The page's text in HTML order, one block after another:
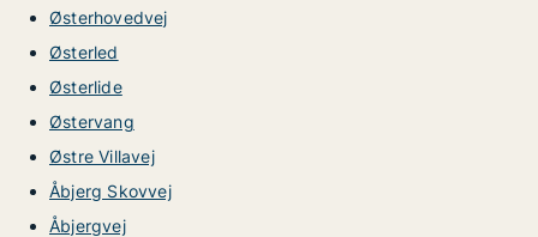
Østerhovedvej
Østerled
Østerlide
Østervang
Østre Villavej
Åbjerg Skovvej
Åbjergvej